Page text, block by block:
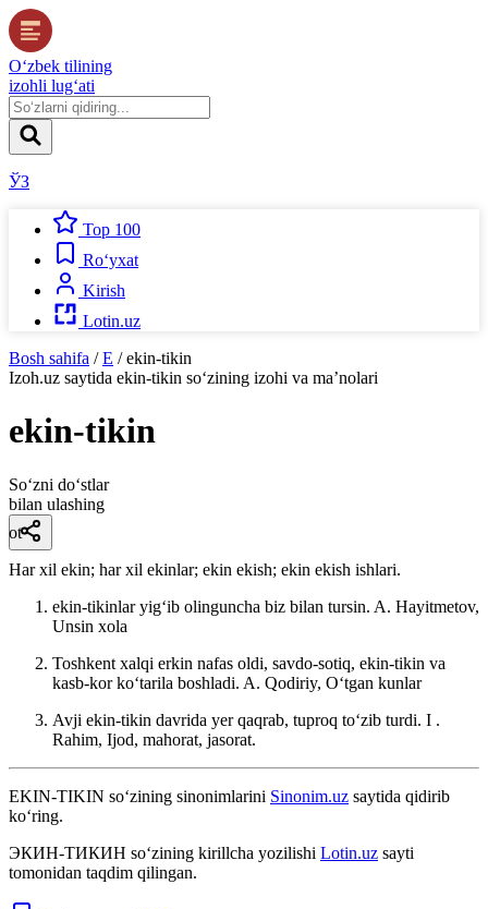
O‘zbek tilining
izohli lug‘ati
ЎЗ
Top 100
Ro‘yxat
Kirish
Lotin.uz
Bosh sahifa / E / ekin-tikin
Izoh.uz saytida ekin-tikin so‘zining izohi va ma’nolari
ekin-tikin
So‘zni do‘stlar
bilan ulashing
ot
Har xil ekin; har xil ekinlar; ekin ekish; ekin ekish ishlari.
ekin-tikinlar yigʻib olinguncha biz bilan tursin. A. Hayitmetov,
Unsin xola
Toshkent xalqi erkin nafas oldi, savdo-sotiq, ekin-tikin va
kasb-kor koʻtarila boshladi. A. Qodiriy, Oʻtgan kunlar
Avji ekin-tikin davrida yer qaqrab, tuproq toʻzib turdi. I .
Rahim, Ijod, mahorat, jasorat.
EKIN-TIKIN so‘zining sinonimlarini Sinonim.uz saytida qidirib
ko‘ring.
ЭКИН-ТИКИН so‘zining kirillcha yozilishi Lotin.uz sayti
tomonidan taqdim qilingan.